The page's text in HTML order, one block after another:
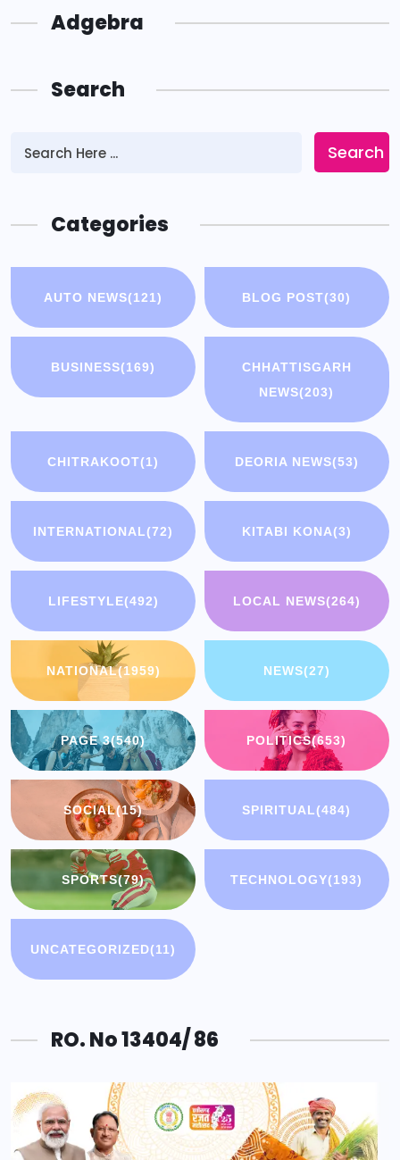
Adgebra
Search
Search
Categories
AUTO NEWS(121) BLOG POST(30)
BUSINESS(169)
CHHATTISGARH
NEWS(203)
CHITRAKOOT(1) DEORIA NEWS(53)
INTERNATIONAL(72) KITABI KONA(3)
LIFESTYLE(492) LOCAL NEWS(264)
NATIONAL(1959) NEWS(27)
PAGE 3(540) POLITICS(653)
SOCIAL(15) SPIRITUAL(484)
SPORTS(79) TECHNOLOGY(193)
UNCATEGORIZED(11)
RO. No 13404/ 86